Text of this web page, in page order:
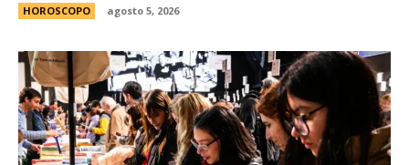
HOROSCOPO agosto 5, 2026